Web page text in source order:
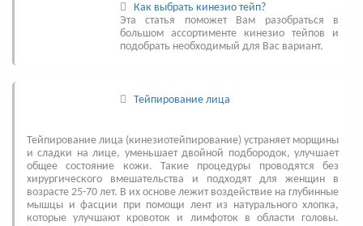
Как выбрать кинезио тейп?
Эта статья поможет Вам разобраться в
большом ассортименте кинезио тейпов и
подобрать необходимый для Вас вариант.
Тейпирование лица
Тейпирование лица (кинезиотейпирование) устраняет морщины
и сладки на лице, уменьшает двойной подбородок, улучшает
общее состояние кожи. Такие процедуры проводятся без
хирургического вмешательства и подходят для женщин в
возрасте 25-70 лет. В их основе лежит воздействие на глубинные
мышцы и фасции при помощи лент из натурального хлопка,
которые улучшают кровоток и лимфоток в области головы.